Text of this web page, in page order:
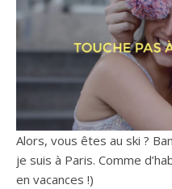
Alors, vous êtes au ski ?
je suis à Paris. Comme
en vacances !)